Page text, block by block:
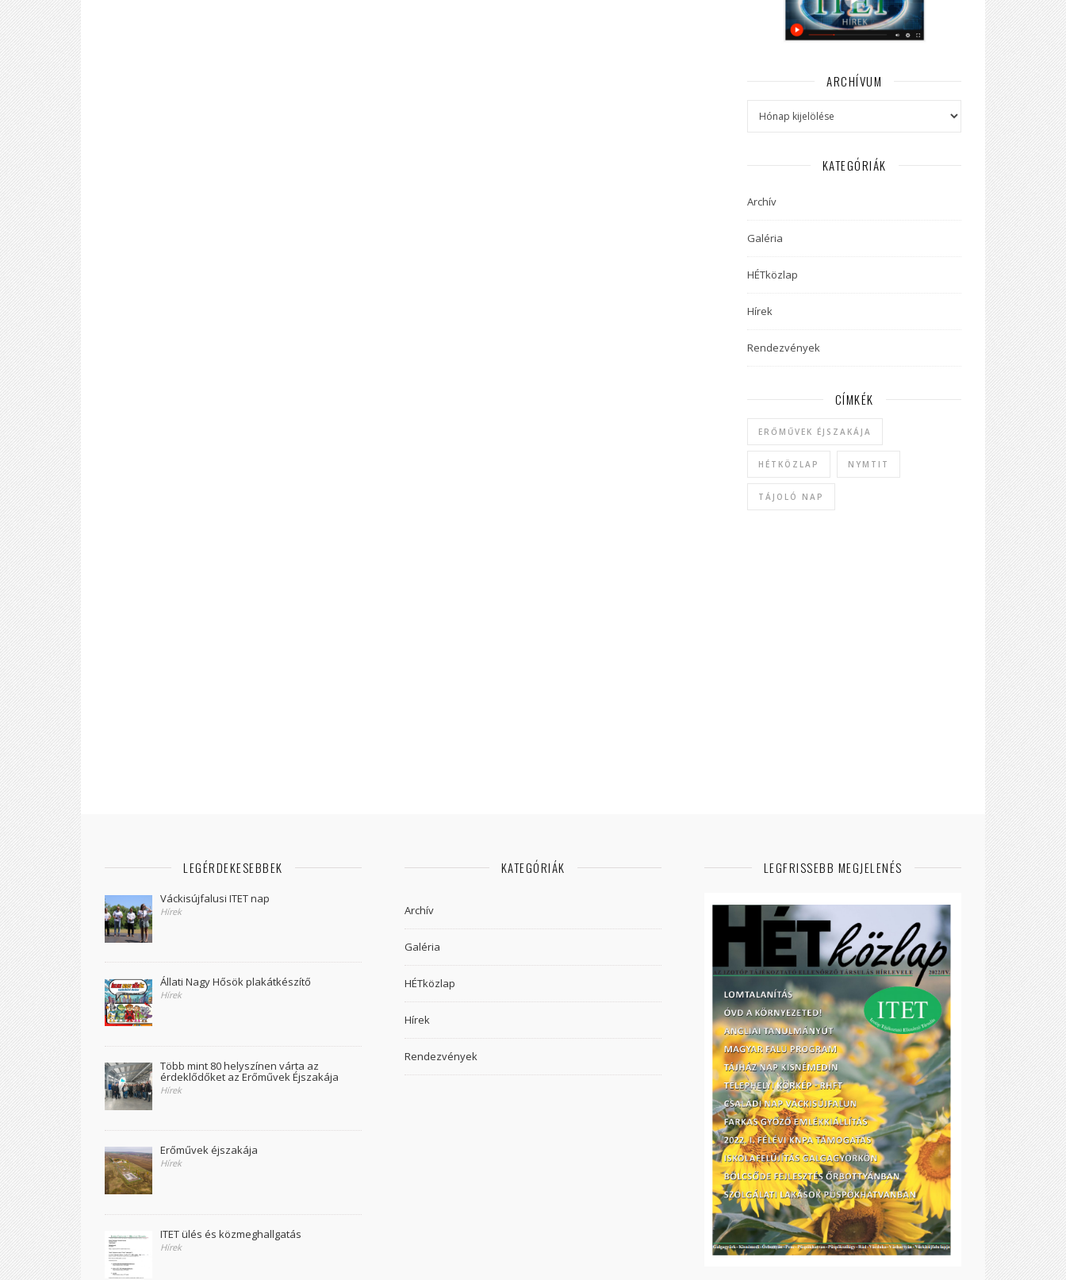
ARCHÍVUM
KATEGÓRIÁK
Archív
Galéria
HÉTközlap
Hírek
Rendezvények
CÍMKÉK
ERŐMŰVEK ÉJSZAKÁJA
HÉTKÖZLAP NYMTIT
TÁJOLÓ NAP
LEGÉRDEKESEBBEK
Váckisújfalusi ITET nap
Hírek
Állati Nagy Hősök plakátkészítő
Hírek
Több mint 80 helyszínen várta az
érdeklődőket az Erőművek Éjszakája
Hírek
Erőművek éjszakája
Hírek
ITET ülés és közmeghallgatás
Hírek
KATEGÓRIÁK
Archív
Galéria
HÉTközlap
Hírek
Rendezvények
LEGFRISSEBB MEGJELENÉS